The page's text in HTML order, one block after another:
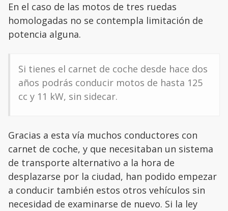
En el caso de las motos de tres ruedas
homologadas no se contempla limitación de
potencia alguna.
Si tienes el carnet de coche desde hace dos
años podrás conducir motos de hasta 125
cc y 11 kW, sin sidecar.
Gracias a esta vía muchos conductores con
carnet de coche, y que necesitaban un sistema
de transporte alternativo a la hora de
desplazarse por la ciudad, han podido empezar
a conducir también estos otros vehículos sin
necesidad de examinarse de nuevo. Si la ley